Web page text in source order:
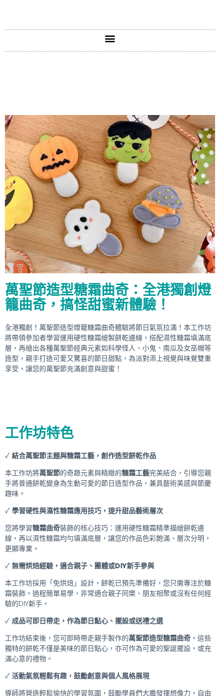
萬聖節造型糖霜曲奇：全港獨創燈
籠曲奇，搞怪甜蜜新體驗！
全港獨創！萬聖節造型燈籠糖霜曲奇體驗將節日氣氛拉滿！本工作坊
將帶領參加者學習運用硬性糖霜繪製餅乾邊線，搭配濕性糖霜填滿底
層，再繪出各種萬聖節經典元素如科學怪人、小鬼、南瓜及女巫帽等
造型，親手打造可愛又驚喜的節日甜點，為派對添上視覺與味覺雙重
享受，讓您的萬聖節充滿創意與甜蜜！
工作坊特色
✓ 結合萬聖節主題與糖霜工藝，創作造型餅乾作品
本工作坊將萬聖節的奇趣元素與精緻的糖霜工藝完美結合，引導您親
手將普通餅乾變身為生動可愛的節日造型作品，兼具藝術美感與節慶
趣味。
✓ 學習硬性與濕性糖霜應用技巧，提升甜品藝術層次
您將學習糖霜曲奇裝飾的核心技巧：運用硬性糖霜精準描繪餅乾邊
線，再以濕性糖霜均勻填滿底層，讓您的作品色彩飽滿、層次分明，
更顯專業。
✓ 無需烘焙經驗，適合親子、團體或DIY新手參與
本工作坊採用「免烘焙」設計，餅乾已預先準備好，您只需專注於糖
霜裝飾。過程簡單易學，非常適合親子同樂、朋友相聚或沒有任何經
驗的DIY新手。
✓ 成品可即日帶走，作為節日點心、擺設或送禮之選
工作坊結束後，您可即時帶走親手製作的萬聖節造型糖霜曲奇 。這些
獨特的餅乾不僅是美味的節日點心，亦可作為可愛的聖誕擺設，或充
滿心意的禮物。
✓ 活動氣氛輕鬆有趣，鼓勵創意與個人風格展現
導師將營造輕鬆愉快的學習氛圍，鼓勵學員們大膽發揮想像力，自由